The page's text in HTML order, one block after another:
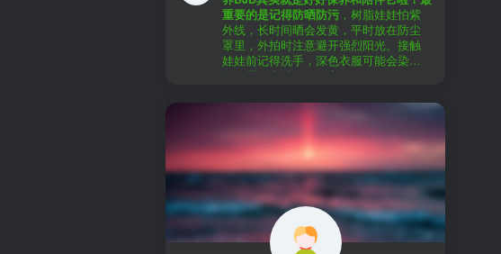
预算方面，作为新手，可以不用一开始
就追求高价位的娃娃，有很多性价比高
的品牌可以选择。而且，养娃的乐趣并
不完全在于价格，更多的是你和娃娃之
间的情感连接。
流群，比如娃圈跺网，这样可以更快地
获取信息，也能和其他玩家交流心得，
对于新手来说非常有帮助。
重要的是记得防晒防污 ，树脂娃娃怕紫
外线，长时间晒会发黄，平时放在防尘
罩里，外拍时注意避开强烈阳光。接触
娃娃前记得洗手，深色衣服可能会染
色，最好先洗一下再穿。
找妆师补妆或者重新定制。
关节松了可以调弹力绳，关节不顺滑的
话用砂纸轻磨，再涂点硅油。平时多给
娃换衣服、换假发，拍照时还能摆出各
种姿势。有时间的话，可以自己动手做
小场景，超有成就感！
最重要的是，养娃是为了开心，不用比
价格和数量，找到自己喜欢的风格，享
受和娃互动的过程就好啦！